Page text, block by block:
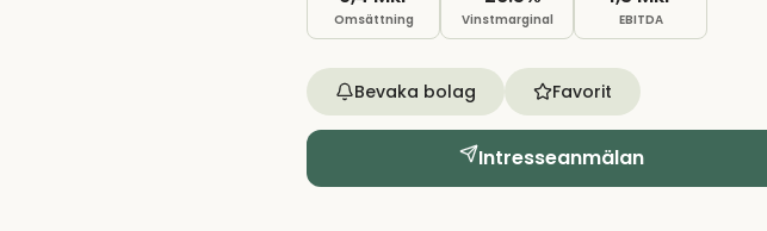
Omsättning Vinstmarginal EBITDA
Bevaka bolag Favorit
Intresseanmälan